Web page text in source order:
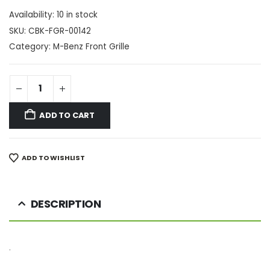
Availability: 10 in stock
SKU: CBK-FGR-00142
Category: M-Benz Front Grille
ADD TO CART
ADD TO WISHLIST
DESCRIPTION
.